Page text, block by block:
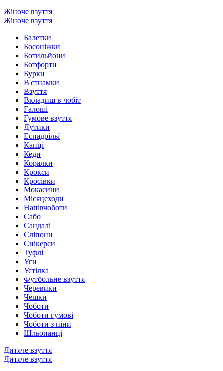
Жіноче взуття
Жіноче взуття
Балетки
Босоніжки
Ботильйони
Ботфорти
Бурки
В'єтнамки
Взуття
Вкладиш в чобіт
Галоші
Гумове взуття
Дутики
Еспадрільї
Капці
Кеди
Коралки
Крокси
Кросівки
Мокасини
Місяцеходи
Напівчоботи
Сабо
Сандалі
Сліпони
Снікерси
Туфлі
Уги
Устілка
Футбольне взуття
Черевики
Чешки
Чоботи
Чоботи гумові
Чоботи з піни
Шльопанці
Дитяче взуття
Дитяче взуття